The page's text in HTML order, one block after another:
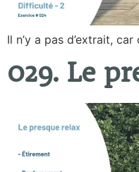
Il n’y a pas d’extrait,
029. Le